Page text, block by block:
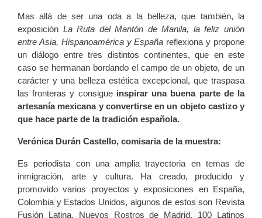
Mas allá de ser una oda a la belleza, que también, la
exposición La Ruta del Mantón de Manila, la feliz unión
entre Asia, Hispanoamérica y España reflexiona y propone
un diálogo entre tres distintos continentes, que en este
caso se hermanan bordando el campo de un objeto, de un
carácter y una belleza estética excepcional, que traspasa
las fronteras y consigue inspirar una buena parte de la
artesanía mexicana y convertirse en un objeto castizo y
que hace parte de la tradición española.
Verónica Durán Castello, comisaria de la muestra:
Es periodista con una amplia trayectoria en temas de
inmigración, arte y cultura. Ha creado, producido y
promovido varios proyectos y exposiciones en España,
Colombia y Estados Unidos, algunos de estos son Revista
Fusión Latina, Nuevos Rostros de Madrid, 100 Latinos